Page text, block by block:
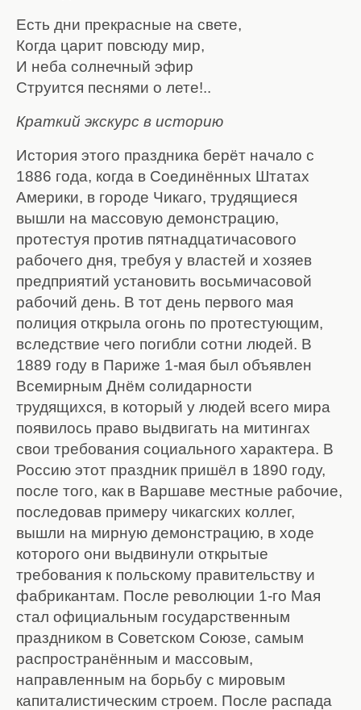
Есть дни прекрасные на свете,
Когда царит повсюду мир,
И неба солнечный эфир
Струится песнями о лете!..
Краткий экскурс в историю
История этого праздника берёт начало с
1886 года, когда в Соединённых Штатах
Америки, в городе Чикаго, трудящиеся
вышли на массовую демонстрацию,
протестуя против пятнадцатичасового
рабочего дня, требуя у властей и хозяев
предприятий установить восьмичасовой
рабочий день. В тот день первого мая
полиция открыла огонь по протестующим,
вследствие чего погибли сотни людей. В
1889 году в Париже 1-мая был объявлен
Всемирным Днём солидарности
трудящихся, в который у людей всего мира
появилось право выдвигать на митингах
свои требования социального характера. В
Россию этот праздник пришёл в 1890 году,
после того, как в Варшаве местные рабочие,
последовав примеру чикагских коллег,
вышли на мирную демонстрацию, в ходе
которого они выдвинули открытые
требования к польскому правительству и
фабрикантам. После революции 1-го Мая
стал официальным государственным
праздником в Советском Союзе, самым
распространённым и массовым,
направленным на борьбу с мировым
капиталистическим строем. После распада